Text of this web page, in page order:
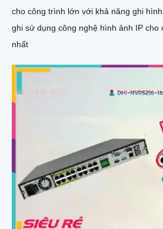
cho công trình lớn với khả năng ghi hình
ghi sử dụng công nghệ hình ảnh IP
nhất